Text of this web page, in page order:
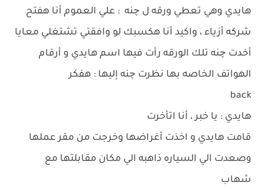
هايدي وهي تعطي ورقه ل چنه : علي العموم أنا هفتح
شركه أزياء ، واكيد أنا هكسبك لو وافقتي تشتغلي معايا
أخدت چنه تلك الورقه رأت فيها اسم هايدي و أرقام
الهواتف الخاصه بها نظرت چنه إليها : هفكر
back
هايدي : يا خبر ، أنا اتأخرت
قامت هايدي و اخذت أغراضها وخرجت من مقر عملها
وصعدت الي السياره ذاهبه الي مكان مقابلتها مع
شهاب